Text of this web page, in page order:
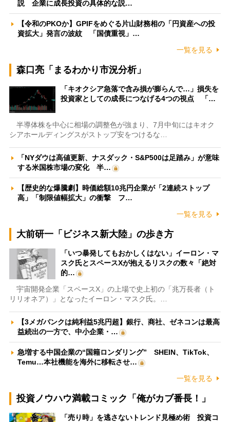
説 企業に成長投資の具体的な説…
【令和のPKOか】GPIFをめぐる片山財務相の「円資産への投
資拡大」発言の波紋 「国債重視」…
一覧を見る
森口亮「まるわかり市況分析」
「キオクシア急落で含み損が膨らんで…」損失を
投資家としての成長につなげる4つの視点 「…
半導体株を中心に相場の調整色が強まり、7月中旬にはキオク
シアホールディングスがストップ安をつけるな…
「NYダウは高値更新、ナスダック・S&P500は足踏み」が意味
する米国株市場の変化 半…
【歴史的な爆騰劇】時価総額10兆円企業が「2連続ストップ
高」「制限値幅拡大」の衝撃 フ…
一覧を見る
大前研一「ビジネス新大陸」の歩き方
「いつ暴発してもおかしくはない」イーロン・マ
スク氏とスペースXが抱えるリスクの数々「絶対
的…
宇宙開発企業「スペースX」の上場で史上初の「兆万長者（ト
リリオネア）」となったイーロン・マスク氏。…
【3メガバンクは純利益5兆円超】銀行、商社、ゼネコンは最高
益続出の一方で、中小企業・…
急増する中国企業の“国籍ロンダリング” SHEIN、TikTok、
Temu…本社機能を海外に移転させ…
一覧を見る
投資ノウハウ満載コミック「俺がカブ番長！」
「売り時」を逃さないトレンド見極め術 投資コ